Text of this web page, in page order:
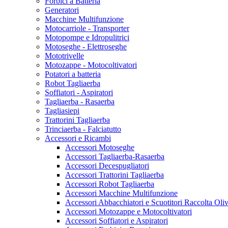
Generatori
Macchine Multifunzione
Motocarriole - Transporter
Motopompe e Idropulitrici
Motoseghe - Elettroseghe
Mototrivelle
Motozappe - Motocoltivatori
Potatori a batteria
Robot Tagliaerba
Soffiatori - Aspiratori
Tagliaerba - Rasaerba
Tagliasiepi
Trattorini Tagliaerba
Trinciaerba - Falciatutto
Accessori e Ricambi
Accessori Motoseghe
Accessori Tagliaerba-Rasaerba
Accessori Decespugliatori
Accessori Trattorini Tagliaerba
Accessori Robot Tagliaerba
Accessori Macchine Multifunzione
Accessori Abbacchiatori e Scuotitori Raccolta
Accessori Motozappe e Motocoltivatori
Accessori Soffiatori e Aspiratori